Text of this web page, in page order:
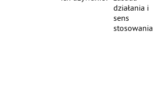
działania i
sens
stosowania